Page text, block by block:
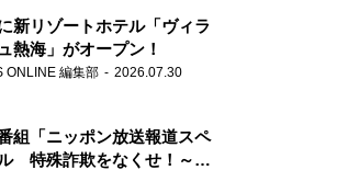
新リゾートホテル「ヴィラ
熱海」がオープン！
ONLINE 編集部 2026.07.30
組「ニッポン放送報道スペ
特殊詐欺をなくせ！～被